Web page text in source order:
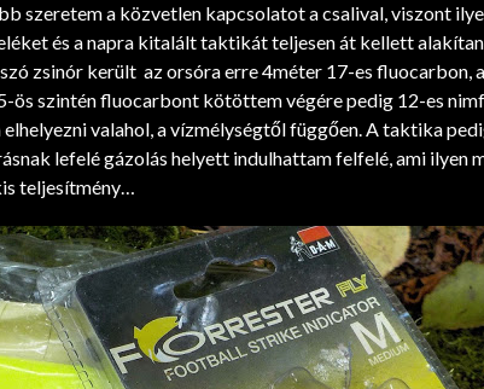
szeretem a közvetlen kapcsolatot a csalival, viszont
és a napra kitalált taktikát teljesen át kellett
zsinór került az orsóra erre 4méter 17-es fluocarbon,
ös szintén fluocarbont kötöttem végére pedig 12-es
valahol, a vízmélységtől függően. A taktika
lefelé gázolás helyett indulhattam felfelé, ami ilyen
teljesítmény…